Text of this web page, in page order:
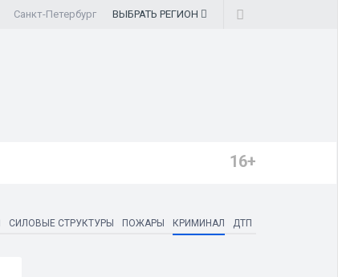
Санкт-Петербург ВЫБРАТЬ РЕГИОН
16+
СИЛОВЫЕ СТРУКТУРЫ ПОЖАРЫ КРИМИНАЛ ДТП